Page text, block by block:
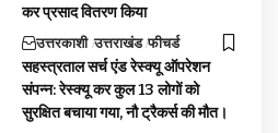
कर प्रसाद वितरण किया
उत्तरकाशी उत्तराखंड फीचर्ड
सहस्त्रताल सर्च एंड रेस्क्यू ऑपरेशन
संपन्न: रेस्क्यू कर कुल 13 लोगों को
सुरक्षित बचाया गया, नौ ट्रैकर्स की मौत।